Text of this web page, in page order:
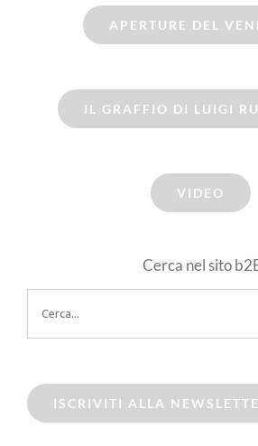
APERTURE DEL
IL GRAFFIO DI LUIGI
VIDEO
Cerca nel sito
per:
ISCRIVITI ALLA